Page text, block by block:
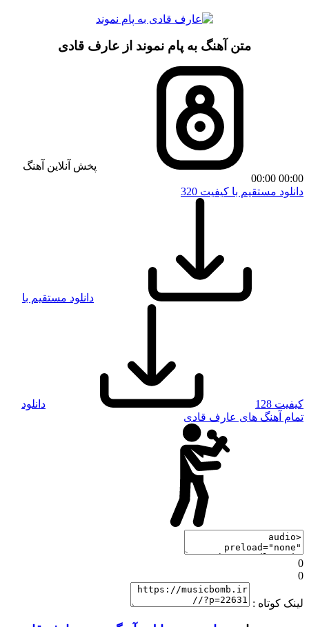
متن آهنگ به پام نموند از عارف قادی
پخش آنلاین آهنگ
00:00
00:00
دانلود مستقیم با کیفیت 320
دانلود مستقیم با
کیفیت 128
دانلود
تمام آهنگ های عارف قادی
0
0
لینک کوتاه :